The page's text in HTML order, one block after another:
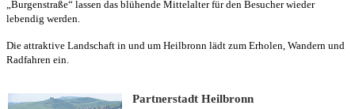
„Burgenstraße“ lassen das blühende Mittelalter für den Besucher wieder
lebendig werden.
Die attraktive Landschaft in und um Heilbronn lädt zum Erholen, Wandern und
Radfahren ein.
Partnerstadt Heilbronn